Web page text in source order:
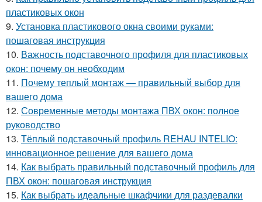
пластиковых окон
9. Установка пластикового окна своими руками:
пошаговая инструкция
10. Важность подставочного профиля для пластиковых
окон: почему он необходим
11. Почему теплый монтаж — правильный выбор для
вашего дома
12. Современные методы монтажа ПВХ окон: полное
руководство
13. Тёплый подставочный профиль REHAU INTELIO:
инновационное решение для вашего дома
14. Как выбрать правильный подставочный профиль для
ПВХ окон: пошаговая инструкция
15. Как выбрать идеальные шкафчики для раздевалки